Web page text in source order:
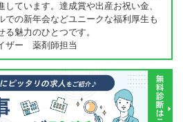
しています。達成賞や出産お祝い金、
での新年会などユニークな福利厚生も
る魅力のひとつです。
ザー 薬剤師担当